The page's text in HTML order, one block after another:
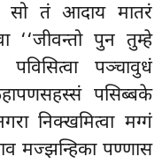
सो तं आदाय मातरं
‘‘जीवन्तो पुन तुम्हे
पविसित्वा पञ्चावुधं
पसिब्बके
निक्खमित्वा मग्गं
मज्झन्हिका पण्णास